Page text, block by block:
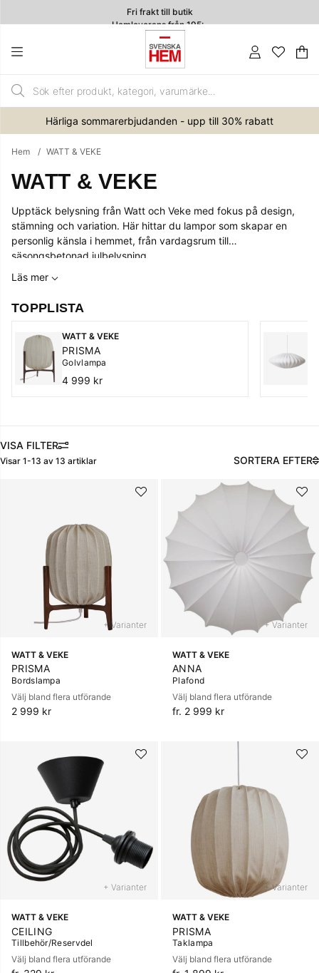
Fri frakt till butik
Hemleverans från 195:-
4.7
.
Härliga sommarerbjudanden - upp till 30% rabatt
Hem WATT & VEKE
WATT & VEKE
Upptäck belysning från Watt och Veke med fokus på design,
stämning och variation. Här hittar du lampor som skapar en
personlig känsla i hemmet, från vardagsrum till
säsongsbetonad julbelysning.
Läs mer
TOPPLISTA
WATT & VEKE
PRISMA
Golvlampa
4 999 kr
FILTRERA
Visar 1-13 av 13 artiklar SORTERA EFTER
+ Varianter
WATT & VEKE
PRISMA
Bordslampa
Välj bland flera utförande
2 999 kr
+ Varianter
WATT & VEKE
ANNA
Plafond
Välj bland flera utförande
fr. 2 999 kr
+ Varianter
WATT & VEKE
CEILING
Tillbehör/Reservdel
Välj bland flera utförande
+ Varianter
WATT & VEKE
PRISMA
Taklampa
Välj bland flera utförande